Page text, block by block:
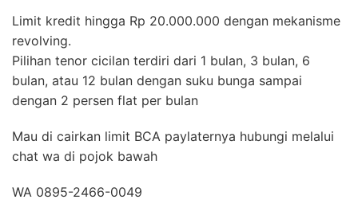
Limit kredit hingga Rp 20.000.000 dengan mekanisme
revolving.
Pilihan tenor cicilan terdiri dari 1 bulan, 3 bulan, 6
bulan, atau 12 bulan dengan suku bunga sampai
dengan 2 persen flat per bulan
Mau di cairkan limit BCA paylaternya hubungi melalui
chat wa di pojok bawah
WA 0895-2466-0049